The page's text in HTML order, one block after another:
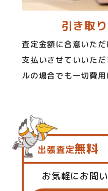
引き取
査定金額に合意いた
支払いさせていいた
ルの場合でも一切費用
出張査定無料
お気軽にお問